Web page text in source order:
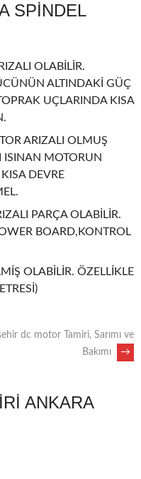
SPİNDEL
OLABİLİR.
ALTINDAKİ GÜÇ
UÇLARINDA KISA
ARIZALI OLMUŞ
ISINAN MOTORUN
DEVRE
PARÇA OLABİLİR.
BOARD,KONTROL
OLABİLİR. ÖZELLİKLE
dc motor Tamiri, Sarımı ve
Bakımı
→
ANKARA